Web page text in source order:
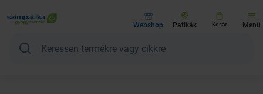
Webshop Patikák Kosár Menü